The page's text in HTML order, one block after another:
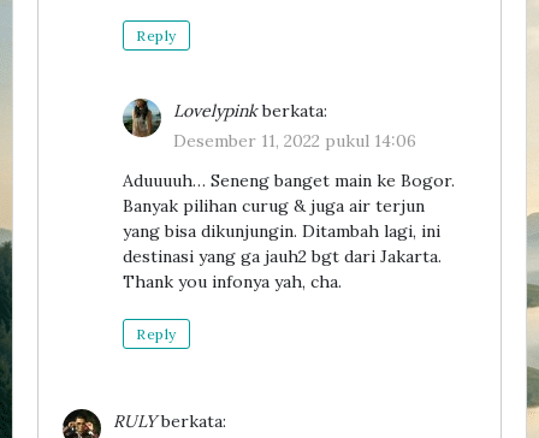
Reply
Lovelypink berkata:
Desember 11, 2022 pukul 14:06
Aduuuuh… Seneng banget main ke Bogor.
Banyak pilihan curug & juga air terjun
yang bisa dikunjungin. Ditambah lagi, ini
destinasi yang ga jauh2 bgt dari Jakarta.
Thank you infonya yah, cha.
Reply
RULY berkata: